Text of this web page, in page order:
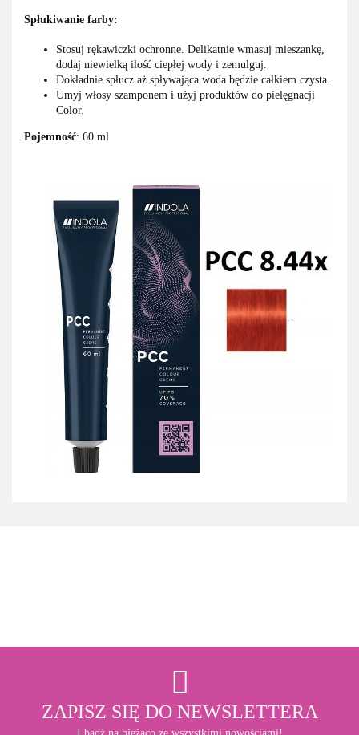
Spłukiwanie farby:
Stosuj rękawiczki ochronne. Delikatnie wmasuj mieszankę,
dodaj niewielką ilość ciepłej wody i zemulguj.
Dokładnie spłucz aż spływająca woda będzie całkiem czysta.
Umyj włosy szamponem i użyj produktów do pielęgnacji
Color.
Pojemność: 60 ml
ZAPISZ SIĘ DO NEWSLETTERA